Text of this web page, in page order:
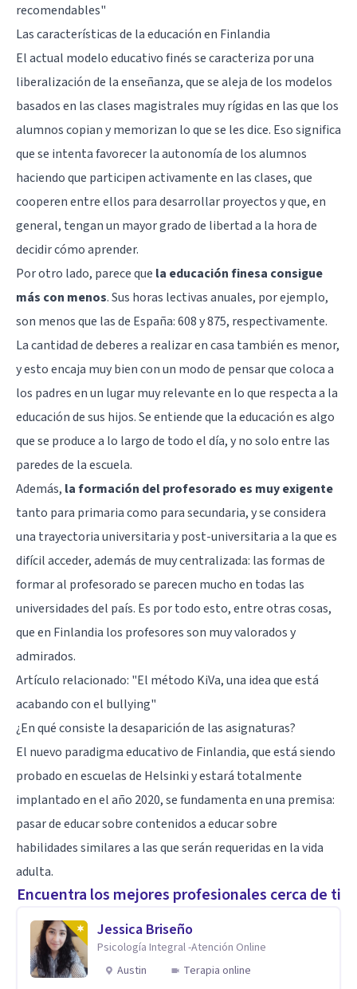
recomendables"
Las características de la educación en Finlandia
El actual modelo educativo finés se caracteriza por una
liberalización de la enseñanza, que se aleja de los modelos
basados en las clases magistrales muy rígidas en las que los
alumnos copian y memorizan lo que se les dice. Eso significa
que se intenta favorecer la autonomía de los alumnos
haciendo que participen activamente en las clases, que
cooperen entre ellos para desarrollar proyectos y que, en
general, tengan un mayor grado de libertad a la hora de
decidir cómo aprender.
Por otro lado, parece que la educación finesa consigue
más con menos. Sus horas lectivas anuales, por ejemplo,
son menos que las de España: 608 y 875, respectivamente.
La cantidad de deberes a realizar en casa también es menor,
y esto encaja muy bien con un modo de pensar que coloca a
los padres en un lugar muy relevante en lo que respecta a la
educación de sus hijos. Se entiende que la educación es algo
que se produce a lo largo de todo el día, y no solo entre las
paredes de la escuela.
Además, la formación del profesorado es muy exigente
tanto para primaria como para secundaria, y se considera
una trayectoria universitaria y post-universitaria a la que es
difícil acceder, además de muy centralizada: las formas de
formar al profesorado se parecen mucho en todas las
universidades del país. Es por todo esto, entre otras cosas,
que en Finlandia los profesores son muy valorados y
admirados.
Artículo relacionado: "El método KiVa, una idea que está
acabando con el bullying"
¿En qué consiste la desaparición de las asignaturas?
El nuevo paradigma educativo de Finlandia, que está siendo
probado en escuelas de Helsinki y estará totalmente
implantado en el año 2020, se fundamenta en una premisa:
pasar de educar sobre contenidos a educar sobre
habilidades similares a las que serán requeridas en la vida
adulta.
Encuentra los mejores profesionales cerca de ti
Jessica Briseño
Psicología Integral -Atención Online
Austin
Terapia online